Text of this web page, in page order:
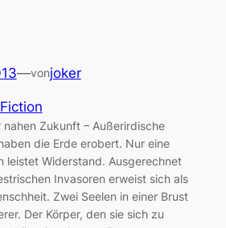
—vonjoker
nahen Zukunft – Außerirdische
die Erde erobert. Nur eine
leistet Widerstand. Ausgerechnet
Invasoren erweist sich als
Zwei Seelen in einer Brust
Der Körper, den sie sich zu